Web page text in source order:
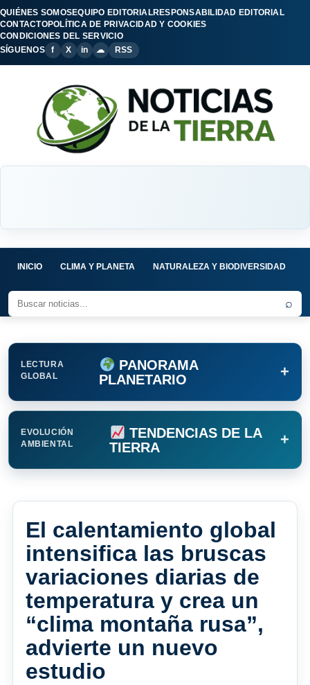
QUIÉNES SOMOSEQUIPO EDITORIALRESPONSABILIDAD EDITORIAL
CONTACTOPOLÍTICA DE PRIVACIDAD Y COOKIES
CONDICIONES DEL SERVICIO
SÍGUENOS
f X in ☁ RSS
INICIO CLIMA Y PLANETA NATURALEZA Y BIODIVERSIDAD
⌕
LECTURA
GLOBAL
PANORAMA
PLANETARIO
+
EVOLUCIÓN
AMBIENTAL
TENDENCIAS DE LA
TIERRA
+
El calentamiento global
intensifica las bruscas
variaciones diarias de
temperatura y crea un
“clima montaña rusa”,
advierte un nuevo
estudio